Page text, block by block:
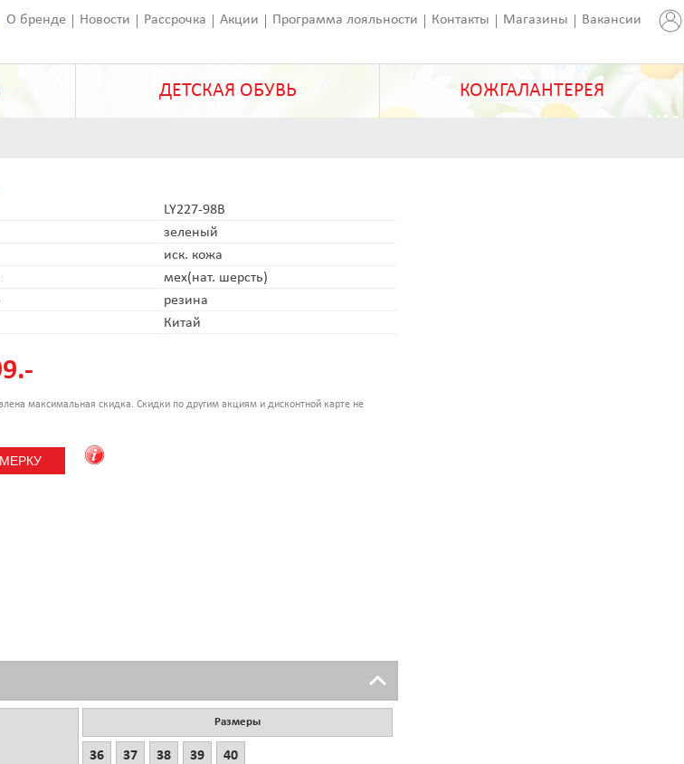
О бренде Новости Рассрочка Акции Программа лояльности Контакты Магазины Вакансии
ДЕТСКАЯ ОБУВЬ КОЖГАЛАНТЕРЕЯ
LY227-98B
зеленый
иск. кожа
мех(нат. шерсть)
резина
Китай
максимальная скидка. Скидки по другим акциям и дисконтной карте не
Размеры
36 37 38 39 40